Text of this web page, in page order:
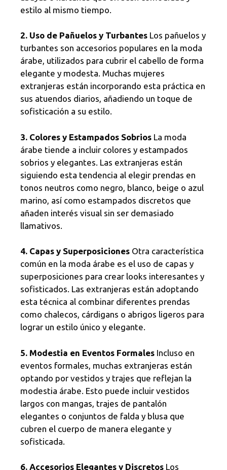
estilo al mismo tiempo.
2. Uso de Pañuelos y Turbantes Los pañuelos y
turbantes son accesorios populares en la moda
árabe, utilizados para cubrir el cabello de forma
elegante y modesta. Muchas mujeres
extranjeras están incorporando esta práctica en
sus atuendos diarios, añadiendo un toque de
sofisticación a su estilo.
3. Colores y Estampados Sobrios La moda
árabe tiende a incluir colores y estampados
sobrios y elegantes. Las extranjeras están
siguiendo esta tendencia al elegir prendas en
tonos neutros como negro, blanco, beige o azul
marino, así como estampados discretos que
añaden interés visual sin ser demasiado
llamativos.
4. Capas y Superposiciones Otra característica
común en la moda árabe es el uso de capas y
superposiciones para crear looks interesantes y
sofisticados. Las extranjeras están adoptando
esta técnica al combinar diferentes prendas
como chalecos, cárdigans o abrigos ligeros para
lograr un estilo único y elegante.
5. Modestia en Eventos Formales Incluso en
eventos formales, muchas extranjeras están
optando por vestidos y trajes que reflejan la
modestia árabe. Esto puede incluir vestidos
largos con mangas, trajes de pantalón
elegantes o conjuntos de falda y blusa que
cubren el cuerpo de manera elegante y
sofisticada.
6. Accesorios Elegantes y Discretos Los